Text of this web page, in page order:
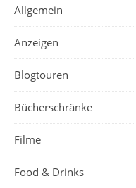
Allgemein
Anzeigen
Blogtouren
Bücherschränke
Filme
Food & Drinks